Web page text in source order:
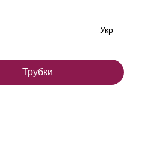
Укр
Трубки